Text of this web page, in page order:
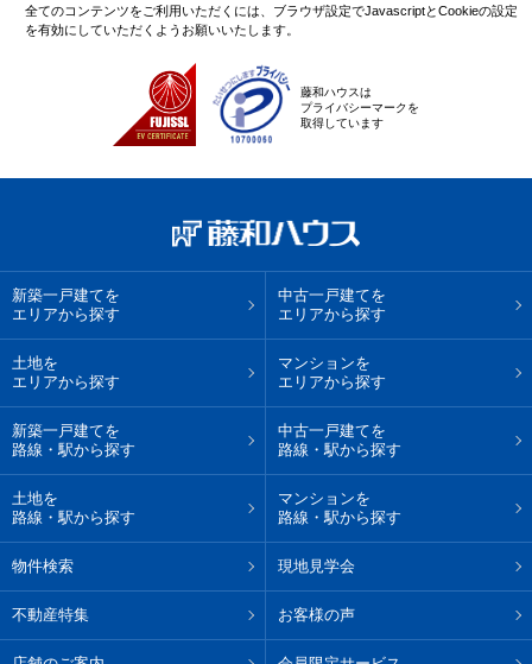
全てのコンテンツをご利用いただくには、ブラウザ設定でJavascriptとCookieの設定
を有効にしていただくようお願いいたします。
藤和ハウスは
プライバシーマークを
取得しています
新築一戸建てを
エリアから探す
中古一戸建てを
エリアから探す
土地を
エリアから探す
マンションを
エリアから探す
新築一戸建てを
路線・駅から探す
中古一戸建てを
路線・駅から探す
土地を
路線・駅から探す
マンションを
路線・駅から探す
物件検索 現地見学会
不動産特集 お客様の声